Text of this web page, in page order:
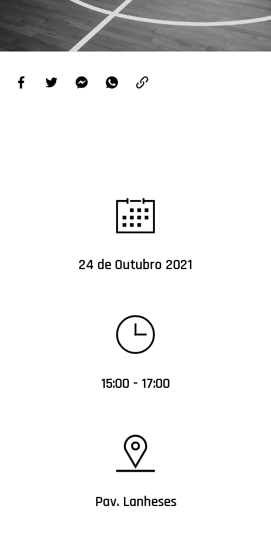
PROJETOS
LIGA BETCLIC MASCULINA
24 de Outubro 2021
15:00 - 17:00
Pav. Lanheses